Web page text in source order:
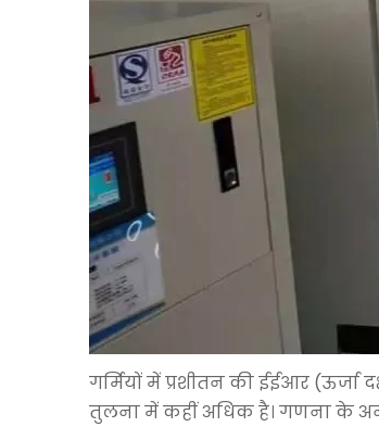
गर्मियों में प्रशीतन की ईईआर (ऊर्जा
तुलना में कहीं अधिक है। गणना के